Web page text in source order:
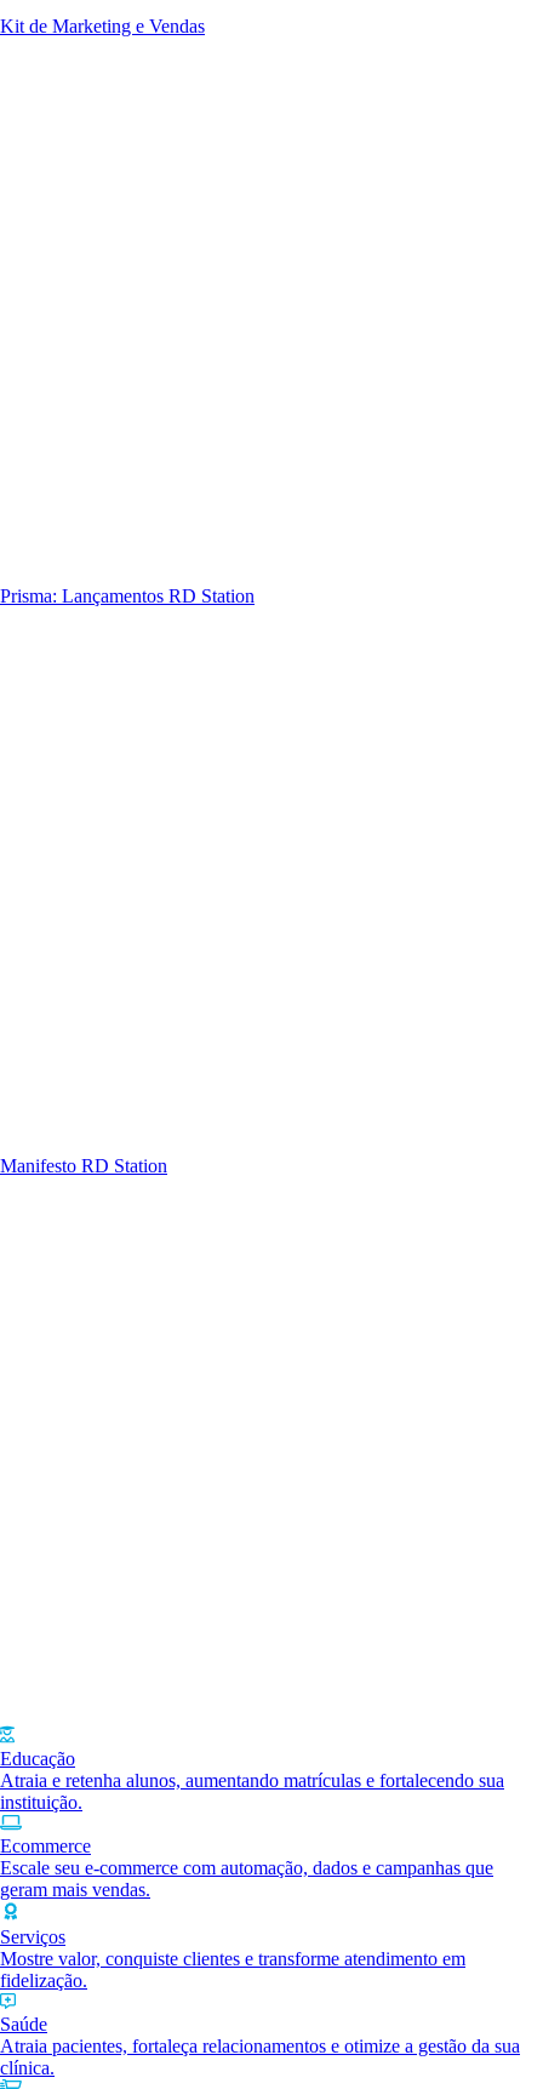
Kit de Marketing e Vendas
Prisma: Lançamentos RD Station
Manifesto RD Station
Educação
Atraia e retenha alunos, aumentando matrículas e fortalecendo sua
instituição.
Ecommerce
Escale seu e-commerce com automação, dados e campanhas que
geram mais vendas.
Serviços
Mostre valor, conquiste clientes e transforme atendimento em
fidelização.
Saúde
Atraia pacientes, fortaleça relacionamentos e otimize a gestão da sua
clínica.